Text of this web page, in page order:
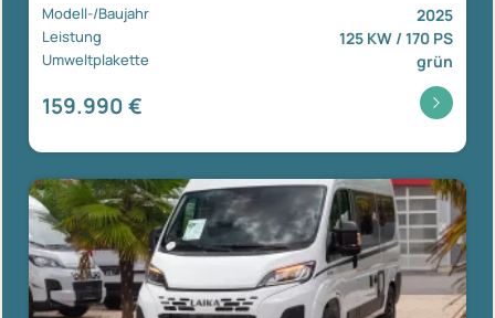
Modell-/Baujahr 2025
Leistung 125 KW / 170 PS
Umweltplakette grün
159.990 €